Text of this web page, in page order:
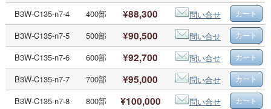
B3W-C135-n7-4
400部 ¥88,300
問い合せ
B3W-C135-n7-5
500部 ¥90,500
問い合せ
B3W-C135-n7-6
600部 ¥92,700
問い合せ
B3W-C135-n7-7
700部 ¥95,000
問い合せ
B3W-C135-n7-8
800部 ¥100,000
問い合せ